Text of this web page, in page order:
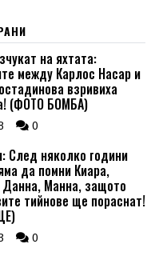
на яхтата:
между Карлос Насар и
взривиха
(ФОТО БОМБА)
0
След няколко години
да помни Киара,
Манна, защото
тийнове ще пораснат!
0